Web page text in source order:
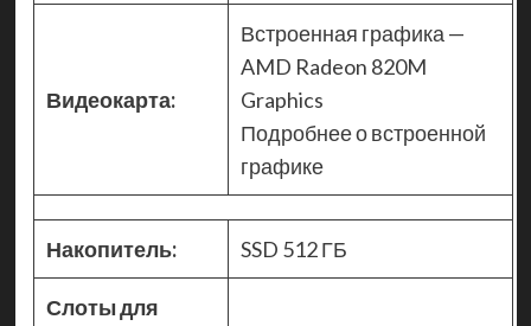
Видеокарта:
Встроенная графика —
AMD Radeon 820M
Graphics
Подробнее о встроенной
графике
Накопитель: SSD 512 ГБ
Слоты для